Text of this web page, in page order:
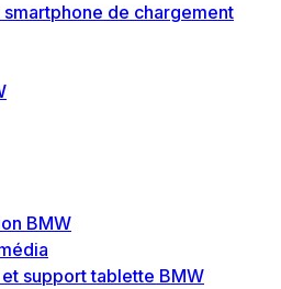
de chargement
BMW
support tablette BMW